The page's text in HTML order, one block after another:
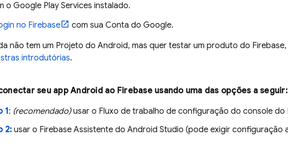
o Google Play Services instalado.
no Firebase
com sua Conta do Google.
não tem um Projeto do Android, mas quer testar um produto do
introdutórias.
conectar seu app Android ao Firebase usando uma das opções a seguir:
1: (recomendado)usar o Fluxo de trabalho de configuração do console do
2: usar o Firebase Assistente do Android Studio (pode exigir configuração